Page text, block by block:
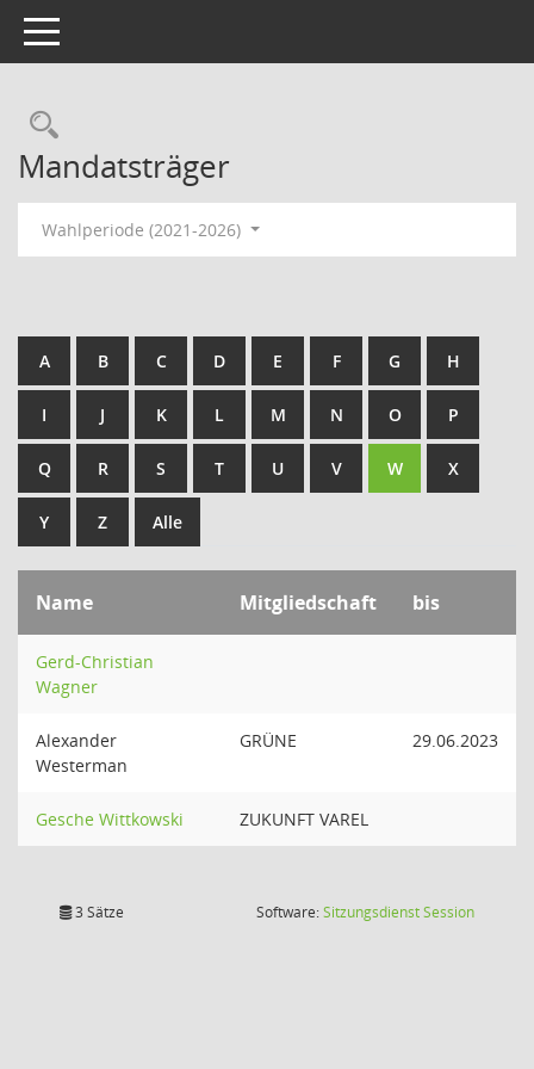
Toggle navigation
Rechercheauswahl
Mandatsträger
Wahlperiode (2021-2026)
A B C D E F G H
I J K L M N O P
Q R S T U V W X
Y Z Alle
Name Mitgliedschaft bis
Gerd-Christian
Wagner
Alexander
Westerman
GRÜNE 29.06.2023
Gesche Wittkowski ZUKUNFT VAREL
3 Sätze Software:SitzungsdienstSession(Wird in